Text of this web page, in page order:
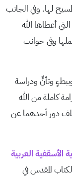
لها. وفي الجانب
أعطاها الله
وفي جوانب
وتأنٍّ ودراسة
كاملة من الله
دور أحدهما عن
الأسقفية العربية
المقدس في